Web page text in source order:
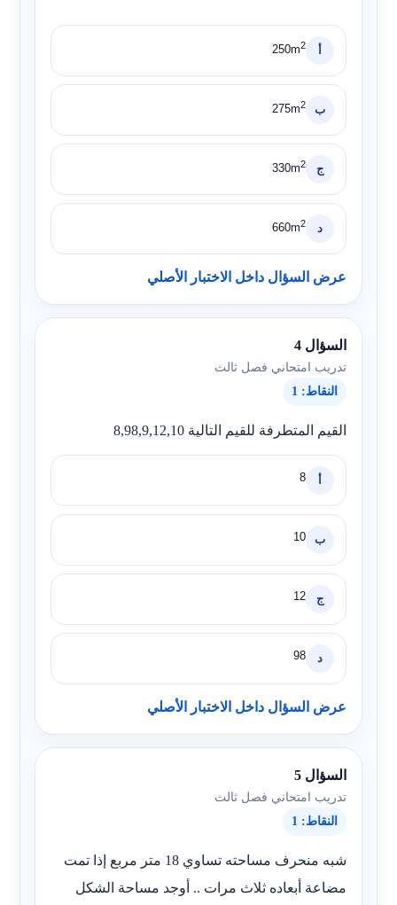
250m2
ب 275m2
ج 330m2
د 660m2
عرض السؤال داخل الاختبار الأصلي
السؤال 4
تدريب امتحاني فصل ثالث
النقاط: 1
القيم المتطرفة للقيم التالية 8,98,9,12,10
8
ب 10
ج 12
د 98
عرض السؤال داخل الاختبار الأصلي
السؤال 5
تدريب امتحاني فصل ثالث
النقاط: 1
شبه منحرف مساحته تساوي 18 متر مربع إذا تمت
مضاعة أبعاده ثلاث مرات .. أوجد مساحة الشكل